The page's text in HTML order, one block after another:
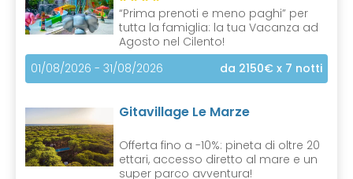
“Prima prenoti e meno paghi” per
tutta la famiglia: la tua Vacanza ad
Agosto nel Cilento!
01/08/2026 - 31/08/2026
da 2150€ x 7 notti
Gitavillage Le Marze
Offerta fino a -10%: pineta di oltre 20
ettari, accesso diretto al mare e un
super parco avventura!